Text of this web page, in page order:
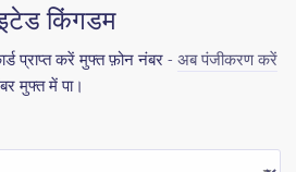
किंगडम
प्राप्त करें मुफ्त फ़ोन नंबर - अब पंजीकरण करें
मुफ्त में पा।